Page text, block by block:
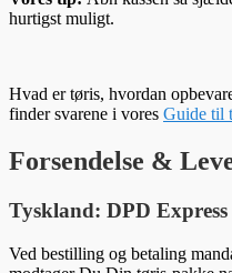
hurtigst muligt.
Hvad er tøris, hvordan
finder svarene i vores Guide til
Forsendelse &
Tyskland: DPD Express
Ved bestilling og betaling